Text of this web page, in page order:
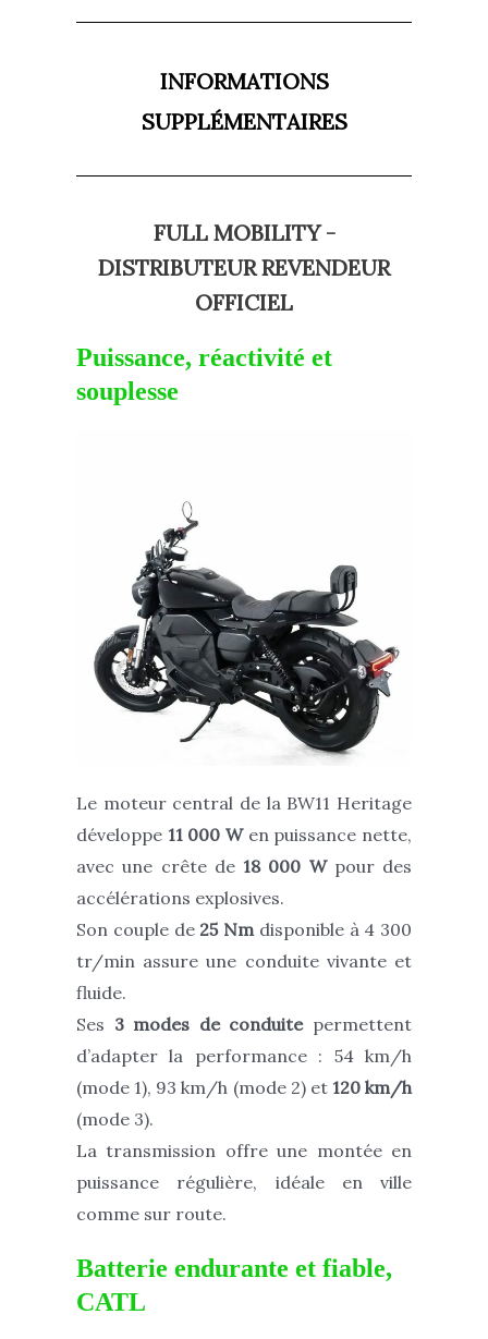
INFORMATIONS
SUPPLÉMENTAIRES
FULL MOBILITY -
DISTRIBUTEUR REVENDEUR
OFFICIEL
Puissance, réactivité et
souplesse
Le moteur central de la BW11 Heritage
développe 11 000 Wen puissance nette,
avec une crête de 18 000 Wpour des
accélérations explosives.
Son couple de 25 Nmdisponible à 4 300
tr/min assure une conduite vivante et
fluide.
Ses 3 modes de conduitepermettent
d’adapter la performance : 54 km/h
(mode 1), 93 km/h (mode 2) et 120 km/h
(mode 3).
La transmission offre une montée en
puissance régulière, idéale en ville
comme sur route.
Batterie endurante et fiable,
CATL